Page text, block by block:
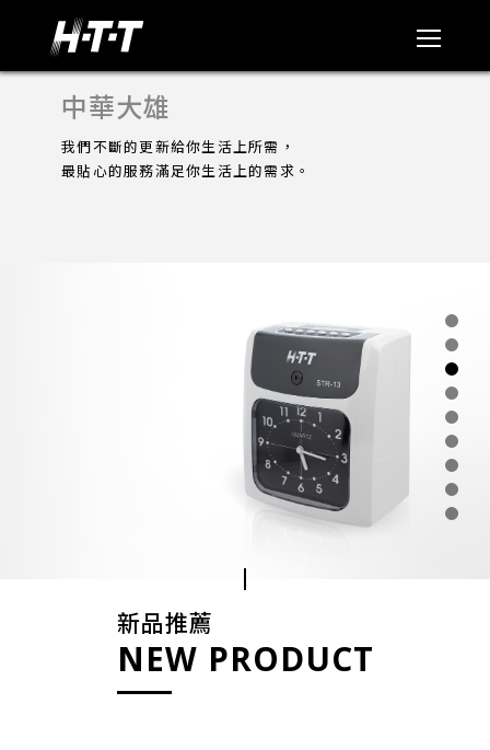
中華大雄
我們不斷的更新給你生活上所需，
最貼心的服務滿足你生活上的需求。
新品推薦
NEW PRODUCT